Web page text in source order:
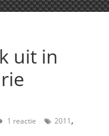
uit in
1 reactie 2011,